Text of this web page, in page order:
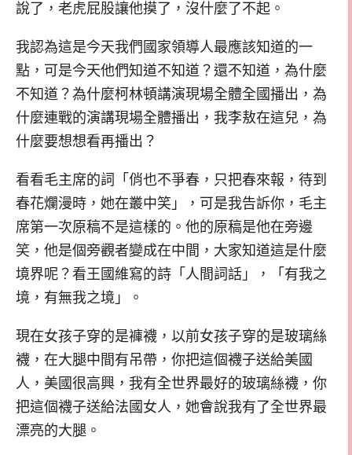
說了，老虎屁股讓他摸了，沒什麼了不起。
我認為這是今天我們國家領導人最應該知道的一
點，可是今天他們知道不知道？還不知道，為什麼
不知道？為什麼柯林頓講演現場全體全國播出，為
什麼連戰的演講現場全體播出，我李敖在這兒，為
什麼要想想看再播出？
看看毛主席的詞「俏也不爭春，只把春來報，待到
春花爛漫時，她在叢中笑」，可是我告訴你，毛主
席第一次原稿不是這樣的。他的原稿是他在旁邊
笑，他是個旁觀者變成在中間，大家知道這是什麼
境界呢？看王國維寫的詩「人間詞話」，「有我之
境，有無我之境」。
現在女孩子穿的是褲襪，以前女孩子穿的是玻璃絲
襪，在大腿中間有吊帶，你把這個襪子送給美國
人，美國很高興，我有全世界最好的玻璃絲襪，你
把這個襪子送給法國女人，她會說我有了全世界最
漂亮的大腿。